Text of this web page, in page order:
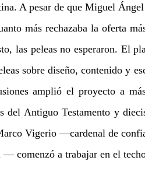
A pesar de que Miguel
más rechazaba la oferta
las peleas no esperaron. El
sobre diseño, contenido y
amplió el proyecto a
del Antiguo Testamento y
Vigerio —cardenal de
comenzó a trabajar en el